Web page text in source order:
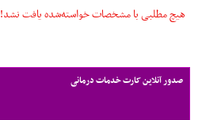
هیچ مطلبی با مشخصات خواسته‌شده یافت نشد!
صدور آنلاین کارت خدمات درمانی